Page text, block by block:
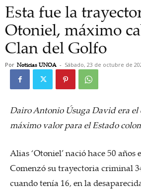
Esta fue la
Otoniel, máximo
Clan del Golfo
Por Noticias UNOA - Sábado, 23 de octubre de
Dairo Antonio Úsuga David era el
máximo valor para el Estado
Alias ‘Otoniel’ nació hace 50 años
Comenzó su trayectoria criminal
cuando tenía 16, en la